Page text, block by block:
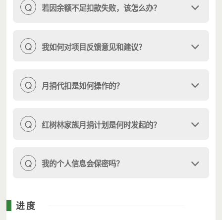
Q 若因余额不足扣款失败，该怎么办？
Q 我如何对项目反馈意见和建议？
Q 月捐代扣是如何操作的？
Q 红树林家族月捐计划是何时发起的？
Q 我的个人信息会保密吗？
进度